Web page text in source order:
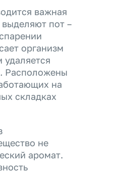
важная
пот –
организм
Расположены
на
складках
не
аромат.